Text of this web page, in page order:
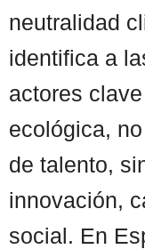
neutralidad
identifica a
actores
ecológica,
de talento,
innovación,
social. En